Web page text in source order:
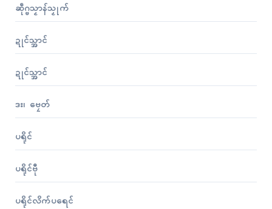
ဆဵုဂ္ဗသၟာန်သၟုက်
ဍုၚ်သ္အာၚ်
ဍုၚ်သ္အာၚ်
ဒး၊ ဗၠေတ်
ပရိုၚ်
ပရိုၚ်ဗီု
ပရိုၚ်လိက်ပရေၚ်